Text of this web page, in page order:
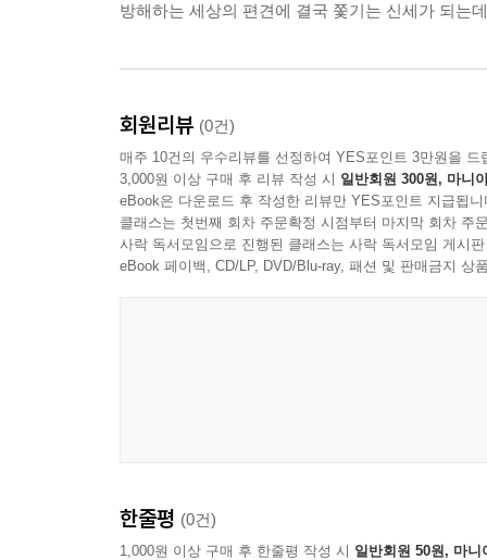
방해하는 세상의 편견에 결국 쫓기는 신세가 되는
회원리뷰 (0건)
매주 10건의 우수리뷰를 선정하여 YES포인트 3만원을 드
3,000원 이상 구매 후 리뷰 작성 시 일반회원 300원, 마니
eBook은 다운로드 후 작성한 리뷰만 YES포인트 지급됩니
클래스는 첫번째 회차 주문확정 시점부터 마지막 회차 주
사락 독서모임으로 진행된 클래스는 사락 독서모임 게시
eBook 페이백, CD/LP, DVD/Blu-ray, 패션 및 판매금지 상
한줄평 (0건)
1,000원 이상 구매 후 한줄평 작성 시 일반회원 50원, 마니